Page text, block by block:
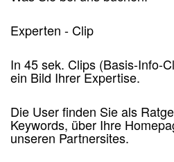
Experten - Clip
In 45 sek. Clips (Basis-Info-
ein Bild Ihrer Expertise.
Die User finden Sie als
Keywords, über Ihre
unseren Partnersites.